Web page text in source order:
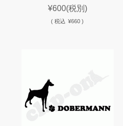
¥600(税別)
(税込 ¥660 )